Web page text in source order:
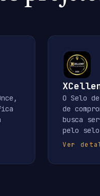
O Selo
de
busca
pelo
Ver